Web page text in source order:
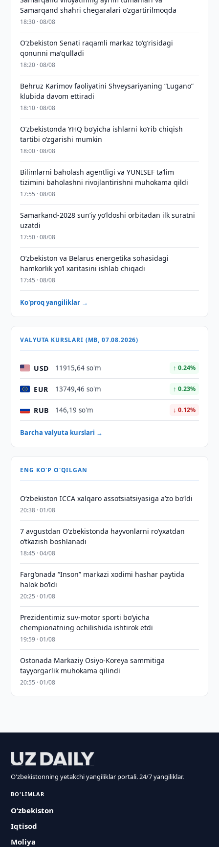
Samarqand shahri chegaralari oʻzgartirilmoqda
18:30 · 08/08
Oʻzbekiston Senati raqamli markaz toʻgʻrisidagi
qonunni maʼqulladi
18:20 · 08/08
Behruz Karimov faoliyatini Shveysariyaning “Lugano”
klubida davom ettiradi
18:10 · 08/08
O‘zbekistonda YHQ bo‘yicha ishlarni ko‘rib chiqish
tartibi o‘zgarishi mumkin
18:00 · 08/08
Bilimlarni baholash agentligi va YUNISEF taʼlim
tizimini baholashni rivojlantirishni muhokama qildi
17:55 · 08/08
Samarkand-2028 sunʼiy yo‘ldoshi orbitadan ilk suratni
uzatdi
17:50 · 08/08
Oʻzbekiston va Belarus energetika sohasidagi
hamkorlik yoʻl xaritasini ishlab chiqadi
17:45 · 08/08
Ko'proq yangiliklar →
VALYUTA KURSLARI (MB, 07.08.2026)
USD 11915,64 so'm ↑ 0.24%
EUR 13749,46 so'm ↑ 0.23%
RUB 146,19 so'm ↓ 0.12%
Barcha valyuta kurslari →
ENG KO'P O'QILGAN
O‘zbekiston ICCA xalqaro assotsiatsiyasiga aʼzo bo‘ldi
20:38 · 01/08
7 avgustdan O‘zbekistonda hayvonlarni ro‘yxatdan
o‘tkazish boshlanadi
18:45 · 04/08
Farg‘onada “Inson” markazi xodimi hashar paytida
halok bo‘ldi
20:25 · 01/08
Prezidentimiz suv-motor sporti bo‘yicha
chempionatning ochilishida ishtirok etdi
19:59 · 01/08
Ostonada Markaziy Osiyo-Koreya sammitiga
tayyorgarlik muhokama qilindi
20:55 · 01/08
O'zbekistonning yetakchi yangiliklar portali. 24/7 yangiliklar.
BO'LIMLAR
O‘zbekiston
Iqtisod
Moliya